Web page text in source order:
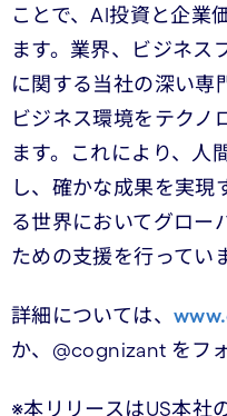
ことで、AI投資と企業
ます。業界、ビジネス
に関する当社の深い専
ビジネス環境をテクノ
ます。これにより、人
し、確かな成果を実現
る世界においてグロー
ための支援を行ってい
詳細については、
か、@cognizant をフ
※本リリースはUS本社